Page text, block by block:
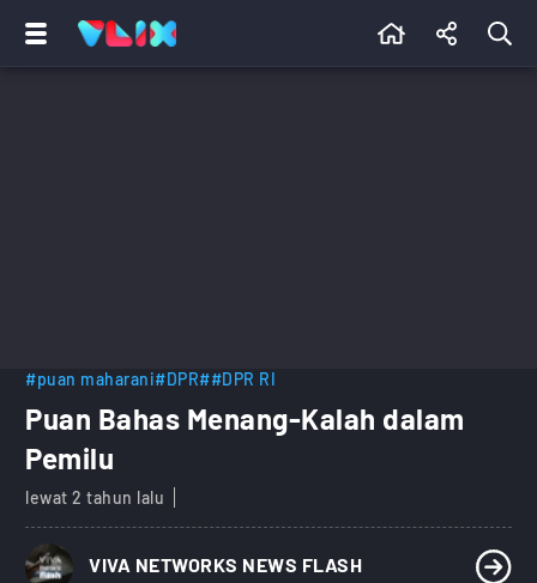
#puan maharani#DPR##DPR RI
Puan Bahas Menang-Kalah dalam
Pemilu
lewat 2 tahun lalu
VIVA NETWORKS NEWS FLASH